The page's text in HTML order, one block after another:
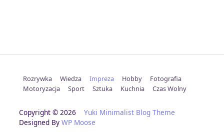
Rozrywka Wiedza Impreza Hobby
Fotografia
Motoryzacja
Sport Sztuka Kuchnia Czas Wolny
Copyright © 2026 Yuki Minimalist Blog Theme
Designed By WP Moose